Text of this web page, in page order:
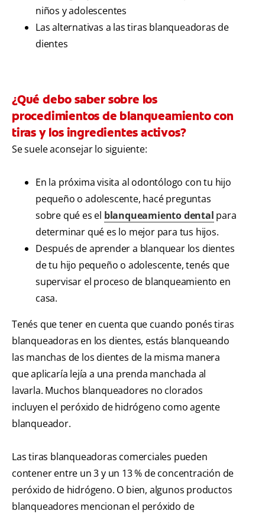
niños y adolescentes
Las alternativas a las tiras blanqueadoras de
dientes
¿Qué debo saber sobre los
procedimientos de blanqueamiento con
tiras y los ingredientes activos?
Se suele aconsejar lo siguiente:
En la próxima visita al odontólogo con tu hijo
pequeño o adolescente, hacé preguntas
sobre qué es el blanqueamiento dental para
determinar qué es lo mejor para tus hijos.
Después de aprender a blanquear los dientes
de tu hijo pequeño o adolescente, tenés que
supervisar el proceso de blanqueamiento en
casa.
Tenés que tener en cuenta que cuando ponés tiras
blanqueadoras en los dientes, estás blanqueando
las manchas de los dientes de la misma manera
que aplicaría lejía a una prenda manchada al
lavarla. Muchos blanqueadores no clorados
incluyen el peróxido de hidrógeno como agente
blanqueador.
Las tiras blanqueadoras comerciales pueden
contener entre un 3 y un 13 % de concentración de
peróxido de hidrógeno. O bien, algunos productos
blanqueadores mencionan el peróxido de